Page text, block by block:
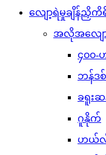
လျော့ရဲမှုချိန်ညှိကိ
အလိုအလျေ
၄၀၀
ဘန်ဒ
ခရူးဆ
ဂူနိုက်
ဟယ်